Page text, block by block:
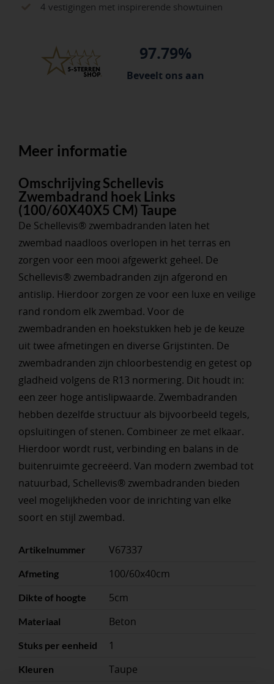
4 vestigingen met inspirerende showtuinen
97.79%
Beveelt ons aan
Meer informatie
Omschrijving Schellevis
Zwembadrand hoek Links
(100/60X40X5 CM) Taupe
De Schellevis® zwembadranden laten het
zwembad naadloos overlopen in het terras en
zorgen voor een mooi afgewerkt geheel. De
Schellevis® zwembadranden zijn afgerond en
antislip. Hierdoor zorgen ze voor een luxe en veilige
rand rondom elk zwembad. Voor de
zwembadranden en hoekstukken heb je de keuze
uit twee afmetingen en diverse Grijstinten. De
zwembadranden zijn chloorbestendig en getest op
gladheid volgens de R13 normering. Dit houdt in:
een zeer hoge antislipwaarde. Zwembadranden
hebben dezelfde structuur als bijvoorbeeld tegels,
opsluitingen of stenen. Combineer ze met elkaar.
Hierdoor wordt rust, verbinding en balans in de
buitenruimte gecreëerd. Van modern zwembad tot
natuurbad, Schellevis® zwembadranden bieden
veel mogelijkheden voor de inrichting van elke
soort en stijl zwembad.
Artikelnummer V67337
Afmeting 100/60x40cm
Dikte of hoogte 5cm
Materiaal Beton
Stuks per eenheid 1
Kleuren Taupe